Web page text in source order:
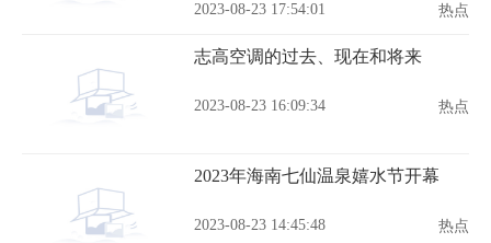
2023-08-23 17:54:01 热点
志高空调的过去、现在和将来
2023-08-23 16:09:34 热点
2023年海南七仙温泉嬉水节开幕
2023-08-23 14:45:48 热点